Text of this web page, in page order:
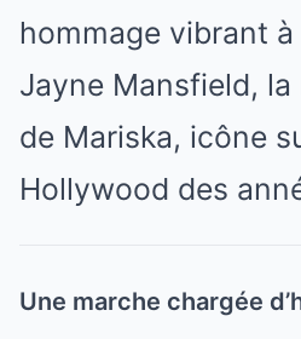
hommage vibrant
Jayne Mansfield,
de Mariska, icône
Hollywood des
Une marche chargée